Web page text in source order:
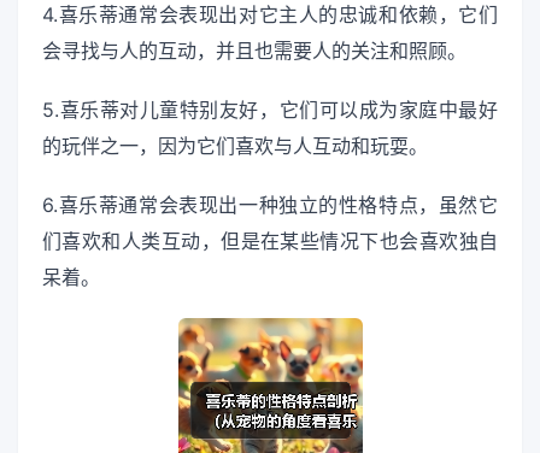
4.喜乐蒂通常会表现出对它主人的忠诚和依赖，它们
会寻找与人的互动，并且也需要人的关注和照顾。
5.喜乐蒂对儿童特别友好，它们可以成为家庭中最好
的玩伴之一，因为它们喜欢与人互动和玩耍。
6.喜乐蒂通常会表现出一种独立的性格特点，虽然它
们喜欢和人类互动，但是在某些情况下也会喜欢独自
呆着。